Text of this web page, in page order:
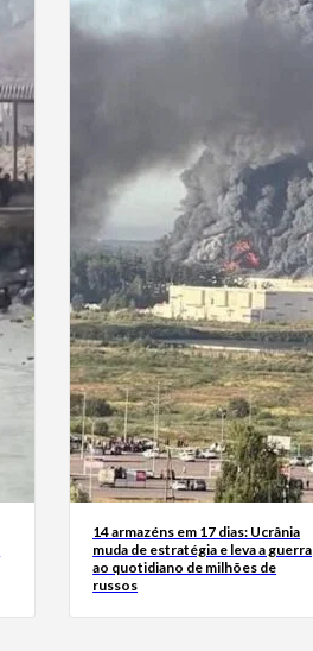
14 armazéns em 17 dias: Ucrânia
muda de estratégia e leva a guerra
ao quotidiano de milhões de
russos